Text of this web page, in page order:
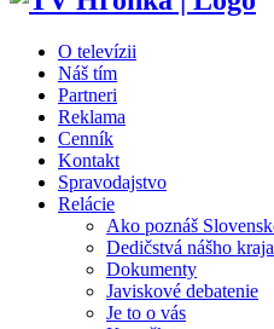
O televízii
Náš tím
Partneri
Reklama
Cenník
Kontakt
Spravodajstvo
Relácie
Ako poznáš
Dedičstvá nášho kraja
Dokumenty
Javiskové debatenie
Je to o vás